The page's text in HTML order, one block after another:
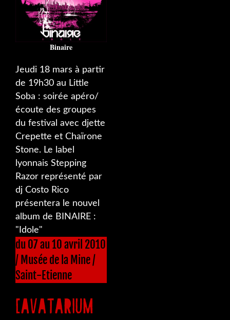
Binaire
Jeudi 18 mars à partir
de 19h30 au Little
Soba : soirée apéro/
écoute des groupes
du festival avec djette
Crepette et Chaïrone
Stone. Le label
lyonnais Stepping
Razor représenté par
dj Costo Rico
présentera le nouvel
album de BINAIRE :
"Idole"
du 07 au 10 avril 2010
/ Musée de la Mine /
Saint-Etienne
[AVATARIUM